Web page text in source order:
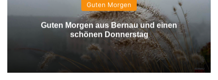
Guten Morgen
Guten Morgen aus Bernau und einen
schönen Donnerstag